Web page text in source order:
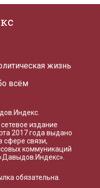
жизнь
всём
издание
2017 года выдано
сфере связи,
коммуникаций
обязательна.